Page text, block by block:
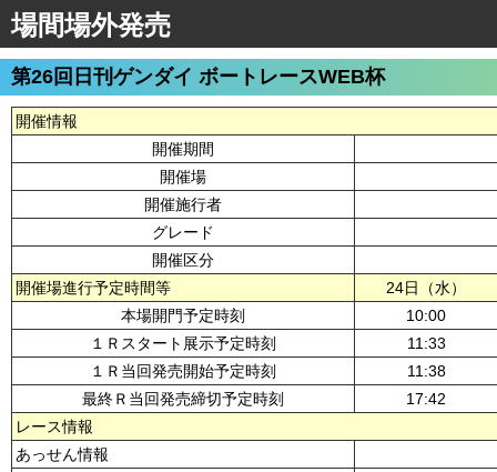
場間場外発売
第26回日刊ゲンダイ ボートレースWEB杯
開催情報
開催期間
開催場
開催施行者
グレード
開催区分
開催場進行予定時間等
24日（水）
本場開門予定時刻
10:00
１Ｒスタート展示予定時刻
11:33
１Ｒ当回発売開始予定時刻
11:38
最終Ｒ当回発売締切予定時刻
17:42
レース情報
あっせん情報